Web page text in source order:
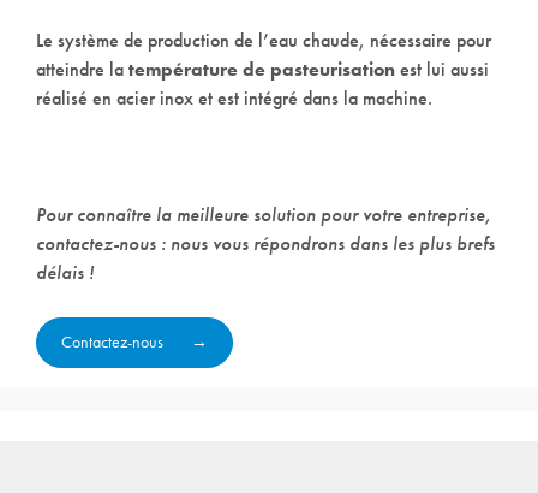
Le système de production de l’eau chaude, nécessaire pour
atteindre latempérature de pasteurisationest lui aussi
réalisé en acier inox et est intégré dans la machine.
Pour connaître la meilleure solution pour votre entreprise,
contactez-nous : nous vous répondrons dans les plus brefs
délais !
Contactez-nous